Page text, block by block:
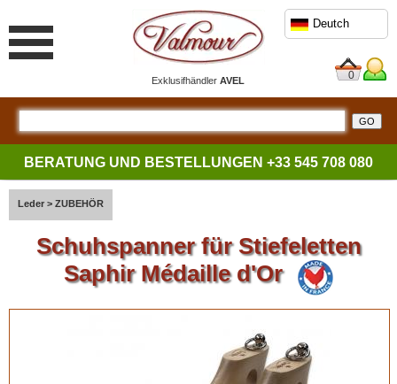
ExklusifhändlerAVEL
Deutch
0
BERATUNG UND BESTELLUNGEN +33 545 708 080
Leder > ZUBEHÖR
Schuhspanner für Stiefeletten
Saphir Médaille d'Or